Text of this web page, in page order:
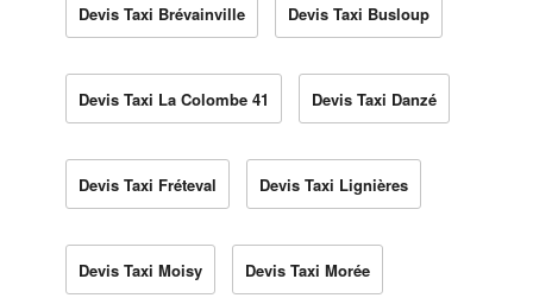
Devis Taxi Brévainville Devis Taxi Busloup
Devis Taxi La Colombe 41 Devis Taxi Danzé
Devis Taxi Fréteval Devis Taxi Lignières
Devis Taxi Moisy Devis Taxi Morée